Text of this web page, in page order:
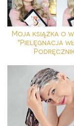
Moja książka o
"Pielęgnacja